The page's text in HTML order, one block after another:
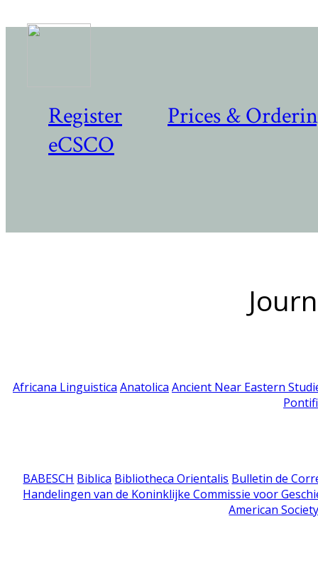
Register
Prices &
eCSCO
Africana Linguistica Anatolica Ancient Near Eastern
BABESCH Biblica Bibliotheca Orientalis Bulletin de
Handelingen van de Koninklijke Commissie voor
American